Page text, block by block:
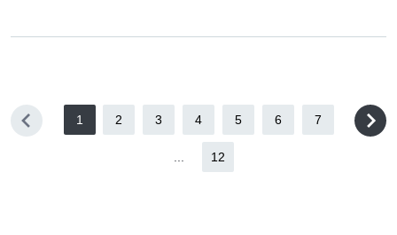
1 2 3 4 5 6 7
12